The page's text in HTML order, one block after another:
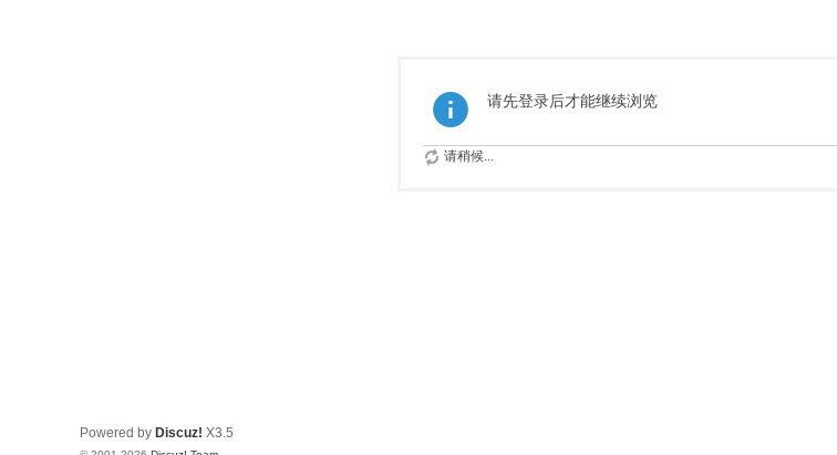
请先登录后才能继续浏览
请稍候...
Powered by Discuz! X3.5